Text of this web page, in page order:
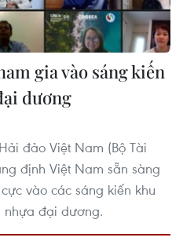
gia vào sáng kiến
dương
đảo Việt Nam (Bộ Tài
định Việt Nam sẵn sàng
vào các sáng kiến khu
nhựa đại dương.